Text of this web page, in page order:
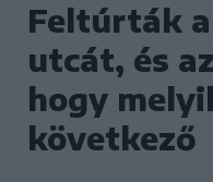
Feltúrták
utcát, és
hogy
következő